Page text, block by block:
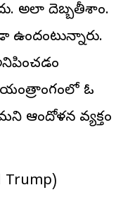
అలా దెబ్బతీశాం.
ఓ
ఆందోళన వ్యక్తం
Trump)